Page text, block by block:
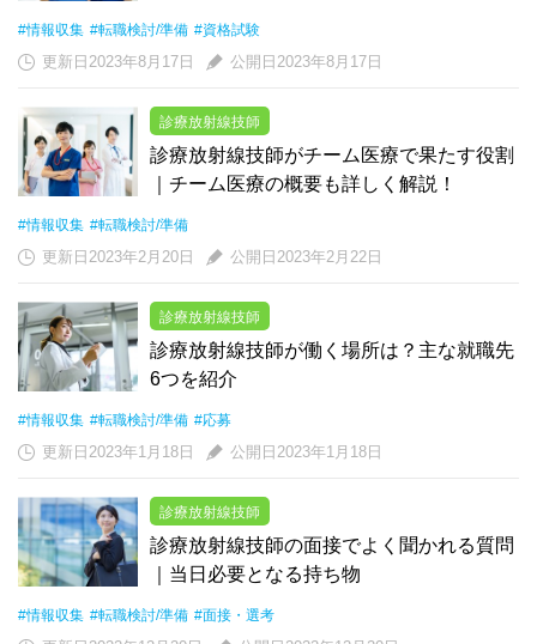
#情報収集 #転職検討/準備 #資格試験
更新日2023年8月17日 公開日2023年8月17日
診療放射線技師
診療放射線技師がチーム医療で果たす役割
｜チーム医療の概要も詳しく解説！
#情報収集 #転職検討/準備
更新日2023年2月20日 公開日2023年2月22日
診療放射線技師
診療放射線技師が働く場所は？主な就職先
6つを紹介
#情報収集 #転職検討/準備 #応募
更新日2023年1月18日 公開日2023年1月18日
診療放射線技師
診療放射線技師の面接でよく聞かれる質問
｜当日必要となる持ち物
#情報収集 #転職検討/準備 #面接・選考